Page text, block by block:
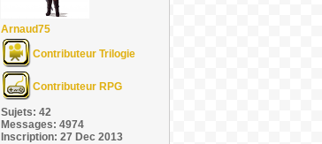
Arnaud75
Contributeur Trilogie
Contributeur RPG
Sujets: 42
Messages: 4974
Inscription: 27 Dec 2013